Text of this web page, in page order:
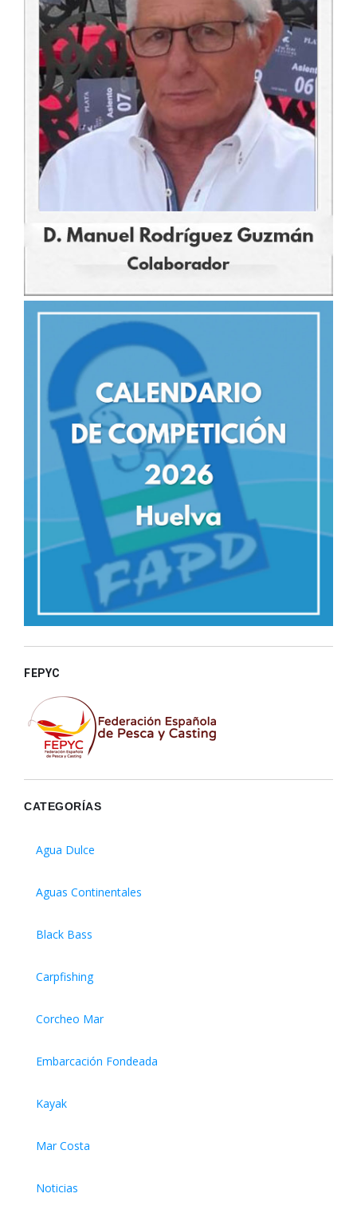
FEPYC
CATEGORÍAS
Agua Dulce
Aguas Continentales
Black Bass
Carpfishing
Corcheo Mar
Embarcación Fondeada
Kayak
Mar Costa
Noticias